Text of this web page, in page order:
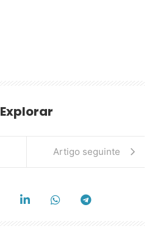
Explorar
Artigo seguinte